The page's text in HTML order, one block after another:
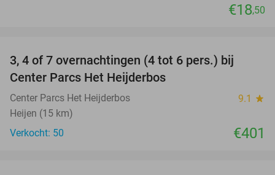
€18,50
3, 4 of 7 overnachtingen (4 tot 6 pers.) bij
Center Parcs Het Heijderbos
Center Parcs Het Heijderbos 9.1 star
Heijen (15 km)
Verkocht: 50
€401